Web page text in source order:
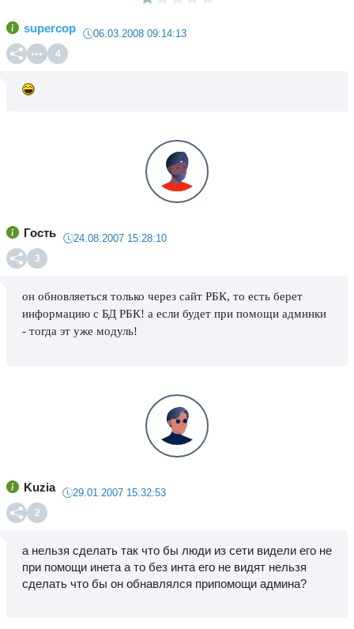
supercop 06.03.2008 09:14:13
4
Гость 24.08.2007 15:28:10
3
он обновляеться только через сайт РБК, то есть берет
информацию с БД РБК! а если будет при помощи админки
- тогда эт уже модуль!
Kuzia 29.01.2007 15:32:53
2
а нельзя сделать так что бы люди из сети видели его не
при помощи инета а то без инта его не видят нельзя
сделать что бы он обнавлялся припомощи админа?